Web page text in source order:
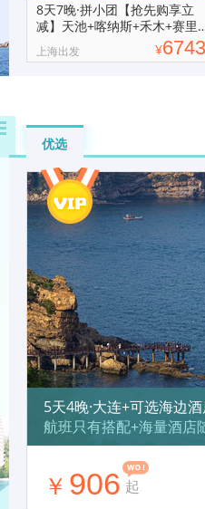
8天7晚·拼小团【抢先购享立
减】天池+喀纳斯+禾木+赛里
湖+那拉提
上海出发 ¥6743
优选
5天4晚·大连+可选海边
航班只有搭配+海量酒店
￥ 906 起